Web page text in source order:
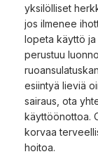
yksilölliset
jos ilmenee
lopeta käyttö ja
perustuu
esiintyä lieviä
sairaus, ota
käyttöönottoa.
korvaa
hoitoa.